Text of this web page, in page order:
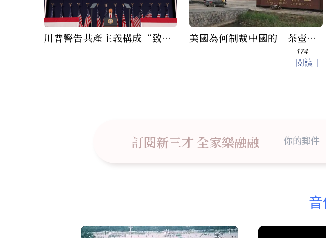
川普警告共產主義構成“致命
美國為何制裁中國的「茶壺」
174
閱讀
訂閱新三才 全家樂融融